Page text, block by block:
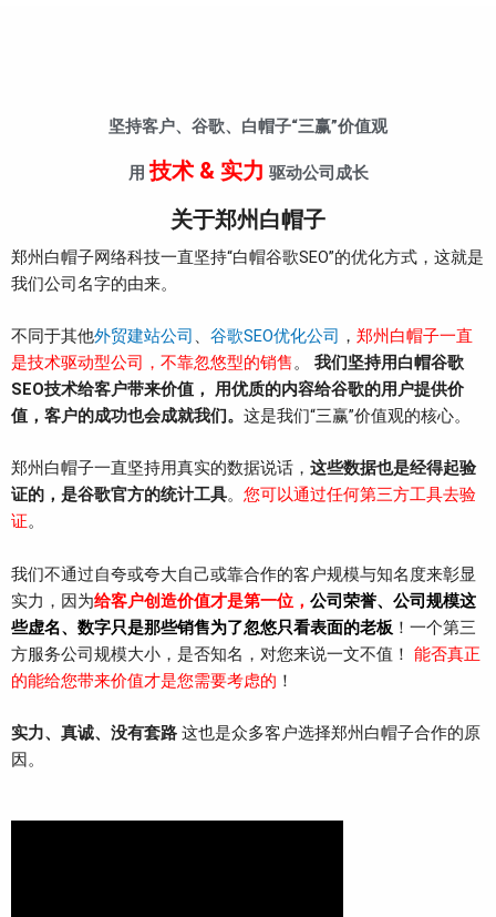
坚持客户、谷歌、白帽子“三赢”价值观
用 技术 & 实力 驱动公司成长
关于郑州白帽子
郑州白帽子网络科技一直坚持“白帽谷歌SEO”的优化方式，这就是
我们公司名字的由来。
不同于其他外贸建站公司 、 谷歌SEO优化公司 ， 郑州白帽子一直
是技术驱动型公司，不靠忽悠型的销售。 我们坚持用白帽谷歌
SEO技术给客户带来价值， 用优质的内容给谷歌的用户提供价
值，客户的成功也会成就我们。 这是我们“三赢”价值观的核心。
郑州白帽子一直坚持用真实的数据说话， 这些数据也是经得起验
证的，是谷歌官方的统计工具。 您可以通过任何第三方工具去验
证。
我们不通过自夸或夸大自己或靠合作的客户规模与知名度来彰显
实力，因为给客户创造价值才是第一位， 公司荣誉、公司规模这
些虚名、数字只是那些销售为了忽悠只看表面的老板 ！一个第三
方服务公司规模大小，是否知名，对您来说一文不值！ 能否真正
的能给您带来价值才是您需要考虑的 ！
实力、真诚、没有套路 这也是众多客户选择郑州白帽子合作的原
因。